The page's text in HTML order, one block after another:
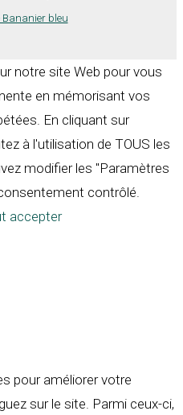
Bananier bleu
notre site Web pour vous
en mémorisant vos
En cliquant sur
à l'utilisation de TOUS les
modifier les "Paramètres
contrôlé.
accepter
pour améliorer votre
sur le site. Parmi ceux-ci,